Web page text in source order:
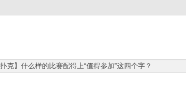
扑克】什么样的比赛配得上“值得参加”这四个字？